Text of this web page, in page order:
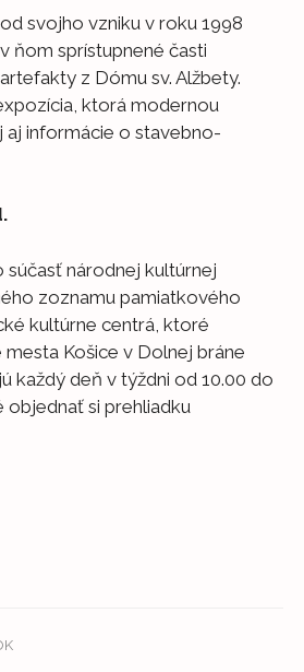
svojho vzniku v roku 1998
ňom sprístupnené časti
z Dómu sv. Alžbety.
ktorá modernou
aj informácie o stavebno-
národnej kultúrnej
zoznamu pamiatkového
kultúrne centrá, ktoré
Košice v Dolnej bráne
každý deň v týždni od 10.00 do
objednať si prehliadku